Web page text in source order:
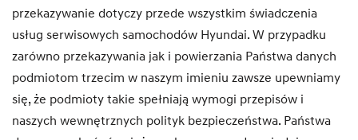
przekazywanie dotyczy przede wszystkim świadczenia
usług serwisowych samochodów Hyundai. W przypadku
zarówno przekazywania jak i powierzania Państwa danych
podmiotom trzecim w naszym imieniu zawsze upewniamy
się, że podmioty takie spełniają wymogi przepisów i
naszych wewnętrznych polityk bezpieczeństwa. Państwa